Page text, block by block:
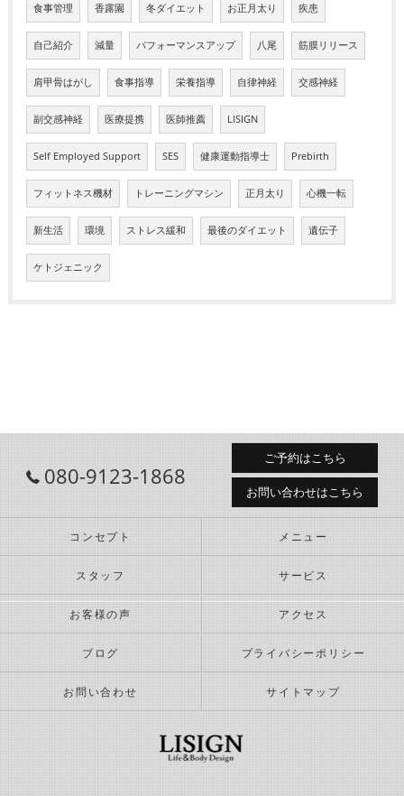
食事管理 香露園 冬ダイエット お正月太り 疾患
自己紹介 減量 パフォーマンスアップ 八尾 筋膜リリース
肩甲骨はがし 食事指導 栄養指導 自律神経 交感神経
副交感神経 医療提携 医師推薦 LISIGN
Self Employed Support SES 健康運動指導士 Prebirth
フィットネス機材 トレーニングマシン 正月太り 心機一転
新生活 環境 ストレス緩和 最後のダイエット 遺伝子
ケトジェニック
080-9123-1868
ご予約はこちら
お問い合わせはこちら
コンセプト メニュー
スタッフ サービス
お客様の声 アクセス
ブログ プライバシーポリシー
お問い合わせ サイトマップ